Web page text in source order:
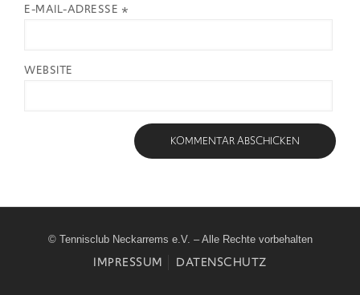
E-MAIL-ADRESSE *
WEBSITE
© Tennisclub Neckarrems e.V. – Alle Rechte vorbehalten
IMPRESSUM DATENSCHUTZ